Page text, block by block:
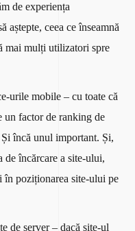
de experiența
ceea ce înseamnă
mai mulți utilizatori spre
urile mobile – cu toate că
un factor de ranking de
încă unul important. Și,
de încărcare a site-ului,
în poziționarea site-ului pe
de server – dacă site-ul